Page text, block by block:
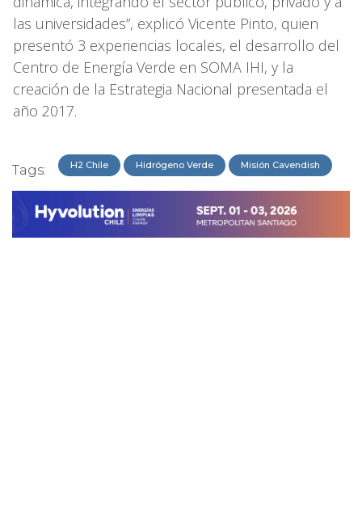
las universidades”, explicó Vicente Pinto, quien
presentó 3 experiencias locales, el desarrollo del
Centro de Energía Verde en SOMA IHI, y la
creación de la Estrategia Nacional presentada el
año 2017.
Tags: H2 Chile Hidrógeno Verde Misión Cavendish